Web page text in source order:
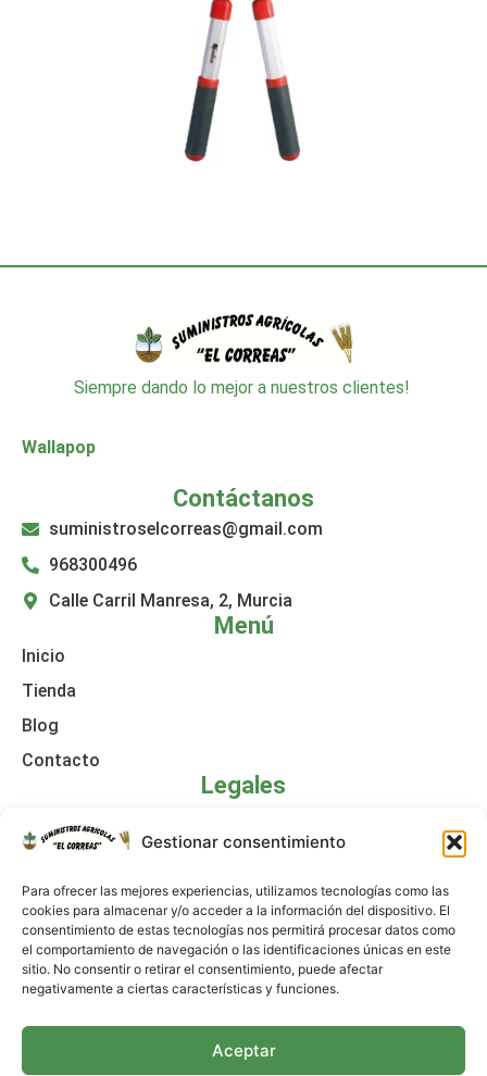
Gestionar consentimiento
Para ofrecer las mejores experiencias, utilizamos tecnologías como las
cookies para almacenar y/o acceder a la información del dispositivo. El
consentimiento de estas tecnologías nos permitirá procesar datos como
el comportamiento de navegación o las identificaciones únicas en este
sitio. No consentir o retirar el consentimiento, puede afectar
negativamente a ciertas características y funciones.
Aceptar
Siempre dando lo mejor a nuestros clientes!
Wallapop
Menú
Inicio
Tienda
Blog
Contacto
Legales
Política de cookies
Declaración de accesibilidad
Política de privacidad
Contáctanos
suministroselcorreas@gmail.com
968300496
Calle Carril Manresa, 2, Murcia